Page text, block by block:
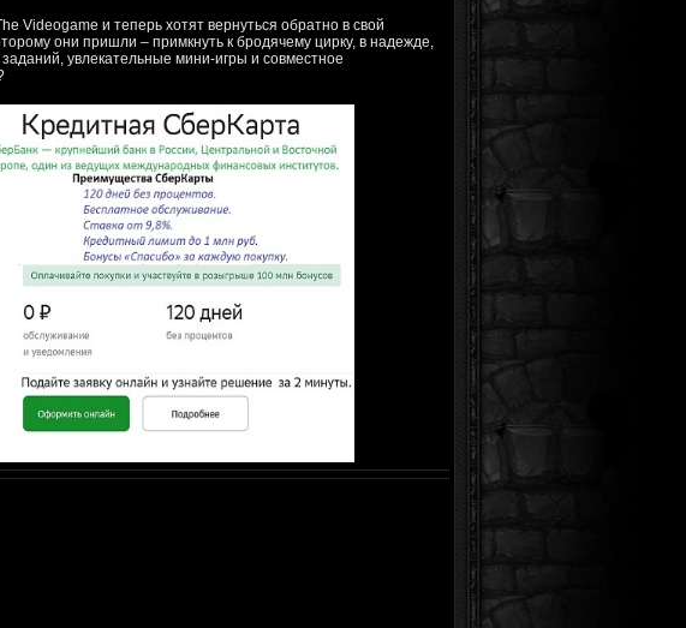
Videogame и теперь хотят вернуться обратно в свой
они пришли – примкнуть к бродячему цирку, в надеждe,
увлекательные мини-игры и совместное